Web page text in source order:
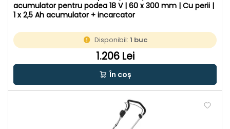
acumulator pentru podea 18 V | 60 x 300 mm | Cu perii |
1 x 2,5 Ah acumulator + incarcator
Disponibil:1 buc
1.206 Lei
În coș